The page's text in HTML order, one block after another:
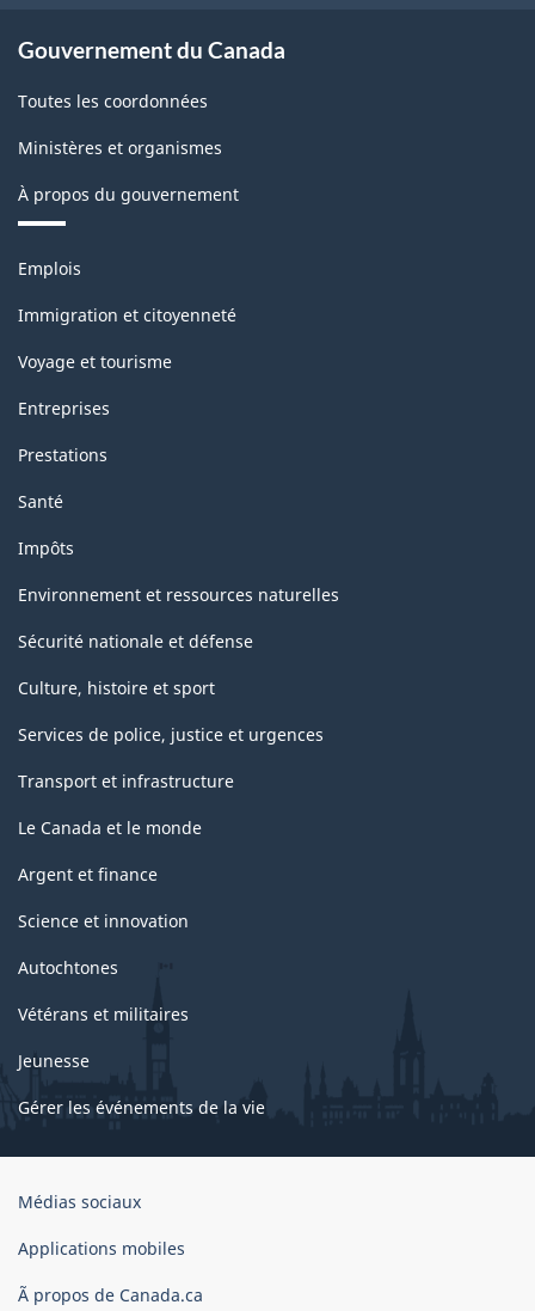
Gouvernement du Canada
Toutes les coordonnées
Ministères et organismes
À propos du gouvernement
Thèmes
sujets
Emplois
Immigration et citoyenneté
Voyage et tourisme
Entreprises
Prestations
Santé
Impôts
Environnement et ressources naturelles
Sécurité nationale et défense
Culture, histoire et sport
Services de police, justice et urgences
Transport et infrastructure
Le Canada et le monde
Argent et finance
Science et innovation
Autochtones
Vétérans et militaires
Jeunesse
Gérer les événements de la vie
Organisation
gouvernement
Canada
Médias sociaux
Applications mobiles
Ã propos de Canada.ca